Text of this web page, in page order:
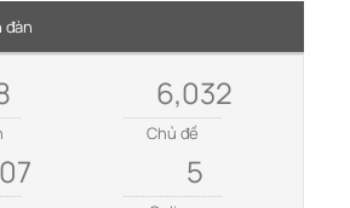
đàn
6,032
Chủ đề
5